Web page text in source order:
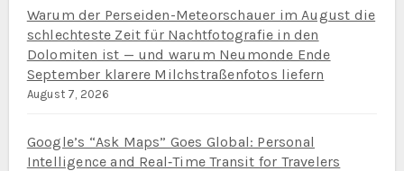
Warum der Perseiden-Meteorschauer im August die
schlechteste Zeit für Nachtfotografie in den
Dolomiten ist — und warum Neumonde Ende
September klarere Milchstraßenfotos liefern
August 7, 2026
Google’s “Ask Maps” Goes Global: Personal
Intelligence and Real‑Time Transit for Travelers